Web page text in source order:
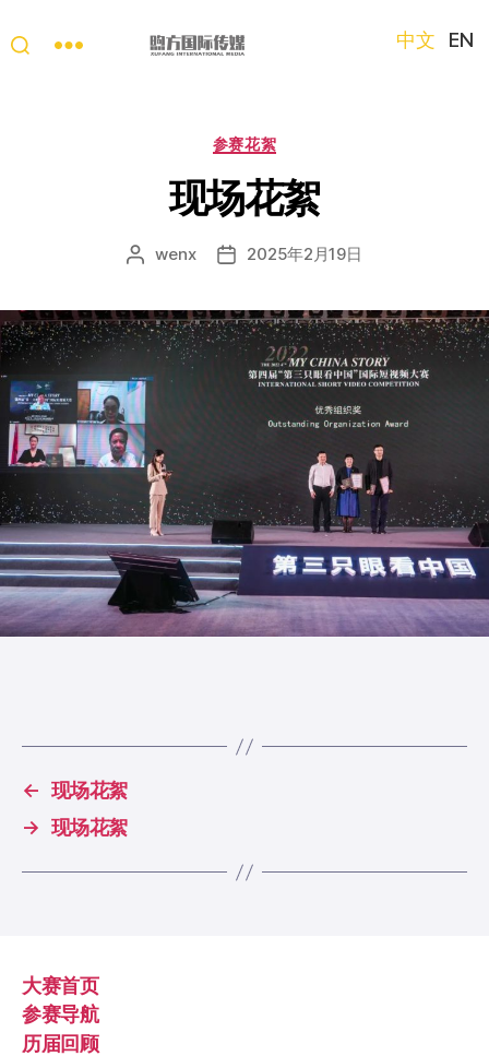
只
眼
看
中
国
短
视
频
大
中文 EN
分
参赛花絮
现场花絮
文
者
wenx
发
期
2025年2月19日
← 现场花絮
→ 现场花絮
大赛首页
参赛导航
历届回顾